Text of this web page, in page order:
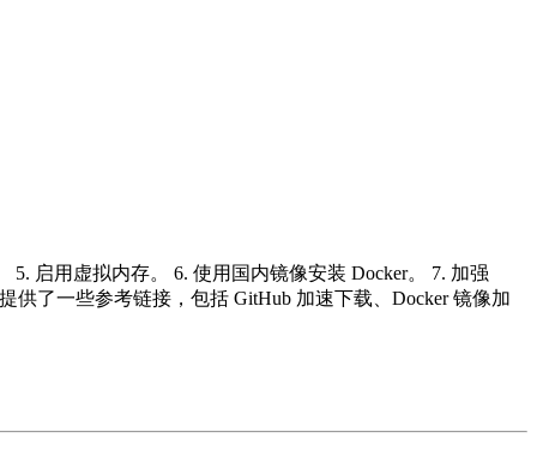
启用虚拟内存。 6. 使用国内镜像安装 Docker。 7. 加强
供了一些参考链接，包括 GitHub 加速下载、Docker 镜像加